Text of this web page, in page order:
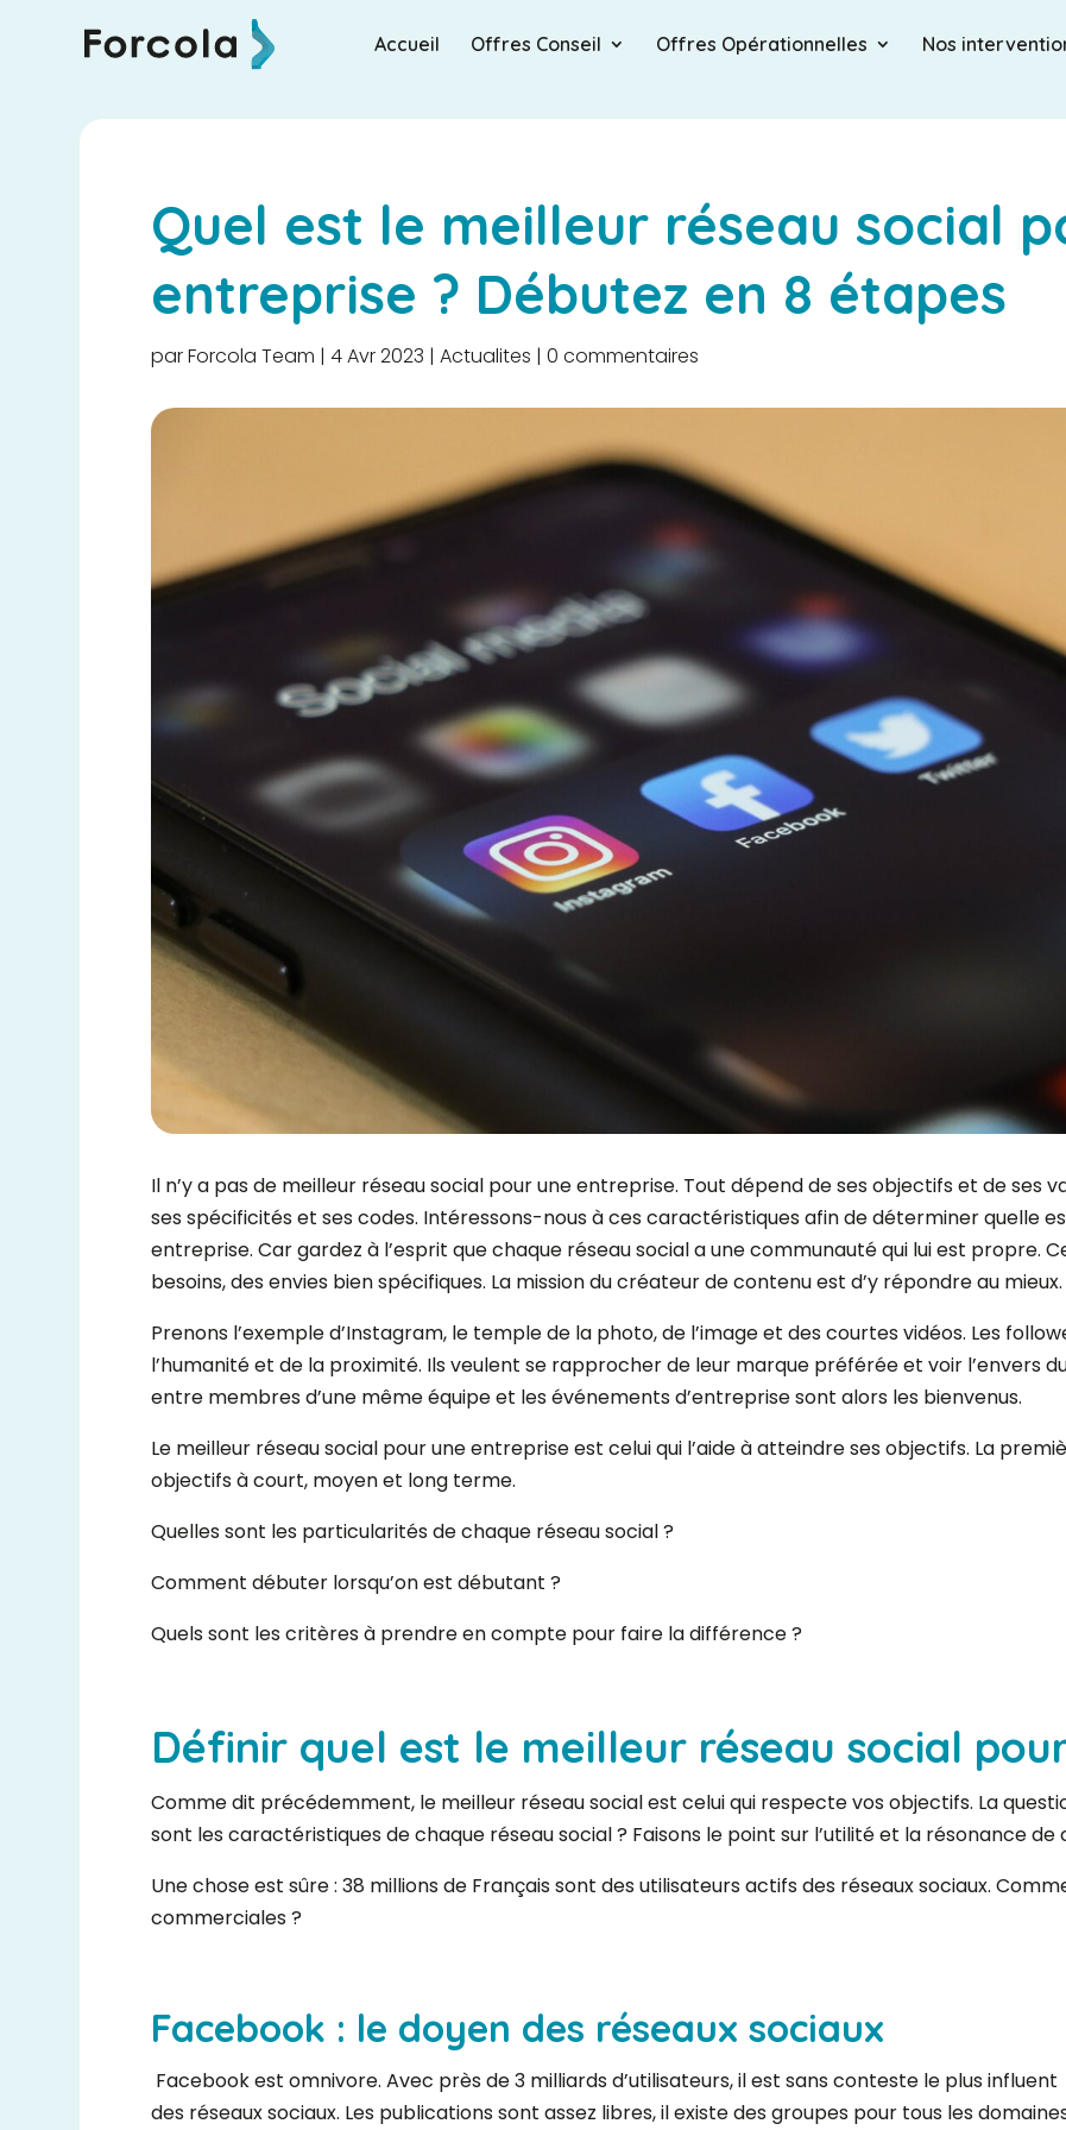
Accueil Offres Conseil Offres Opérationnelles Nos
Quel est le meilleur réseau social
entreprise ? Débutez en 8 étapes
parForcola Team |4 Avr 2023 |Actualites |0 commentaires
Il n’y a pas de meilleur réseau social pour une entreprise. Tout dépend de ses objectifs et de ses
ses spécificités et ses codes. Intéressons-nous à ces caractéristiques afin de déterminer quelle
entreprise. Car gardez à l’esprit que chaque réseau social a une communauté qui lui est propre.
besoins, des envies bien spécifiques. La mission du créateur de contenu est d’y répondre au mieux.
Prenons l’exemple d’Instagram, le temple de la photo, de l’image et des courtes vidéos. Les
l’humanité et de la proximité. Ils veulent se rapprocher de leur marque préférée et voir l’envers
entre membres d’une même équipe et les événements d’entreprise sont alors les bienvenus.
Le meilleur réseau social pour une entreprise est celui qui l’aide à atteindre ses objectifs. La
objectifs à court, moyen et long terme.
Quelles sont les particularités de chaque réseau social ?
Comment débuter lorsqu’on est débutant ?
Quels sont les critères à prendre en compte pour faire la différence ?
Définir quel est le meilleur réseau social
Comme dit précédemment, le meilleur réseau social est celui qui respecte vos objectifs. La
sont les caractéristiques de chaque réseau social ? Faisons le point sur l’utilité et la résonance de
Une chose est sûre : 38 millions de Français sont des utilisateurs actifs des réseaux sociaux.
commerciales ?
Facebook : le doyen des réseaux sociaux
Facebook est omnivore. Avec près de 3 milliards d’utilisateurs, il est sans conteste le plus influent
des réseaux sociaux. Les publications sont assez libres, il existe des groupes pour tous les